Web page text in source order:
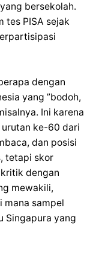
bersekolah.
tes PISA sejak
dengan
yang ”bodoh,
Ini karena
urutan ke-60 dari
dan posisi
tetapi skor
dengan
mewakili,
mana sampel
Singapura yang